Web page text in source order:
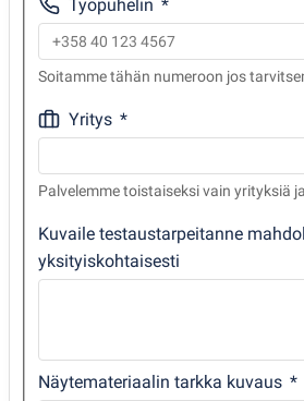
Työpuhelin
Soitamme tähän numeroon jos
Yritys
Palvelemme toistaiseksi vain yrityksiä
Kuvaile testaustarpeitanne
yksityiskohtaisesti
Näytemateriaalin tarkka kuvaus